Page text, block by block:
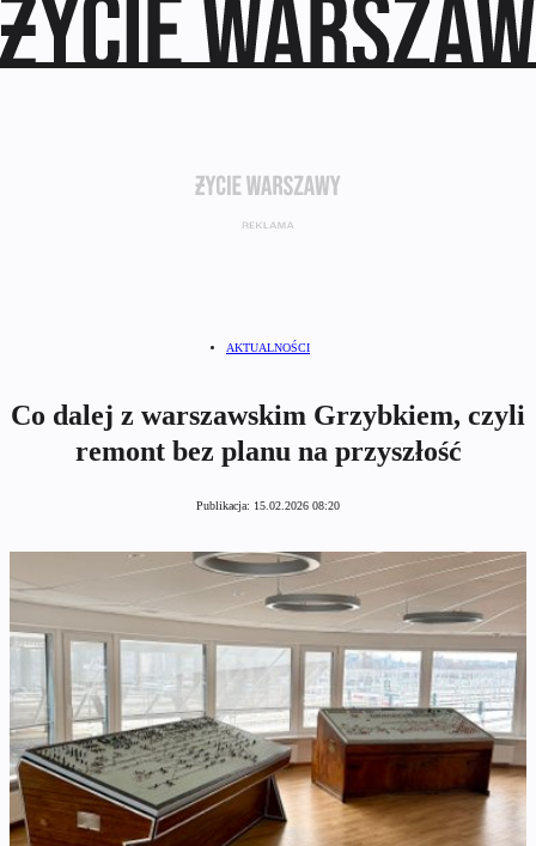
AKTUALNOŚCI
Co dalej z warszawskim Grzybkiem, czyli
remont bez planu na przyszłość
Publikacja: 15.02.2026 08:20